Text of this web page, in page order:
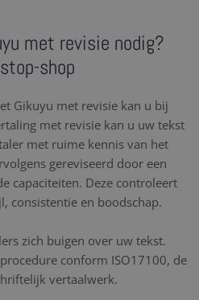
met revisie nodig?
shop
Gikuyu met revisie kan u bij
met revisie kan u uw tekst
met ruime kennis van het
gereviseerd door een
capaciteiten. Deze controleert
consistentie en boodschap.
zich buigen over uw tekst.
conform ISO17100, de
vertaalwerk.